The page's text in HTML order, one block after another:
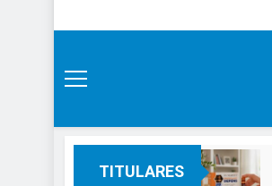
TITULARES